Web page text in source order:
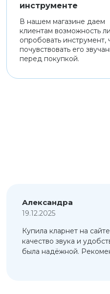
инструменте
В нашем магазине даем
клиентам возможность
опробовать инструмент,
почувствовать его
перед покупкой.
Александра
19.12.2025
Купила кларнет на
качество звука и
была надёжной.